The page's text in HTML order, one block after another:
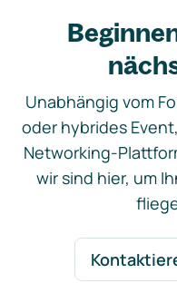
Unabhängig vom
oder hybrides
Networking-
wir sind hier, um